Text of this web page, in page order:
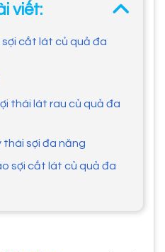
viết:
sợi cắt lát củ quả đa
thái lát rau củ quả đa
thái sợi đa năng
sợi cắt lát củ quả đa